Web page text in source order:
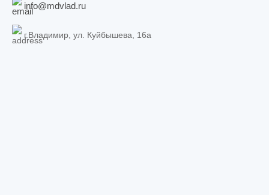
info@mdvlad.ru
г.Владимир, ул. Куйбышева, 16а